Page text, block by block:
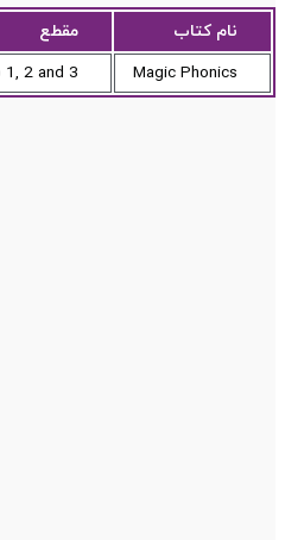
نام کتاب
مقطع
Magic Phonics
2 and 3